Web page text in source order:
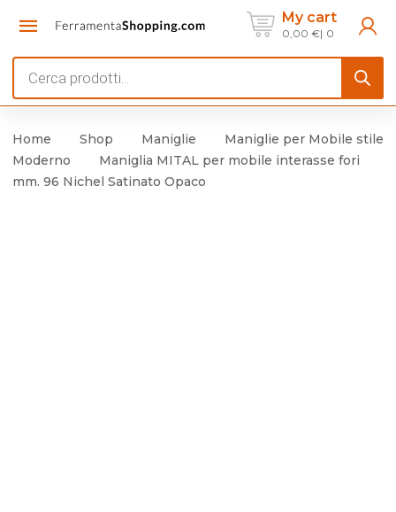
My cart
0,00 € 0
search
Home Shop Maniglie
Maniglie per Mobile stile
Moderno
Maniglia MITAL per mobile interasse fori
mm. 96 Nichel Satinato Opaco